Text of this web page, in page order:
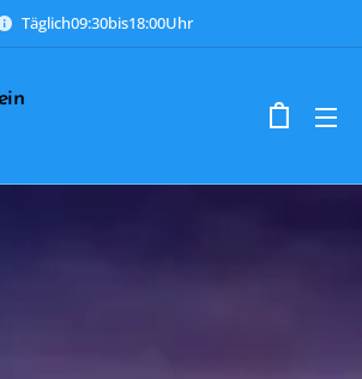
Täglich09:30bis18:00Uhr